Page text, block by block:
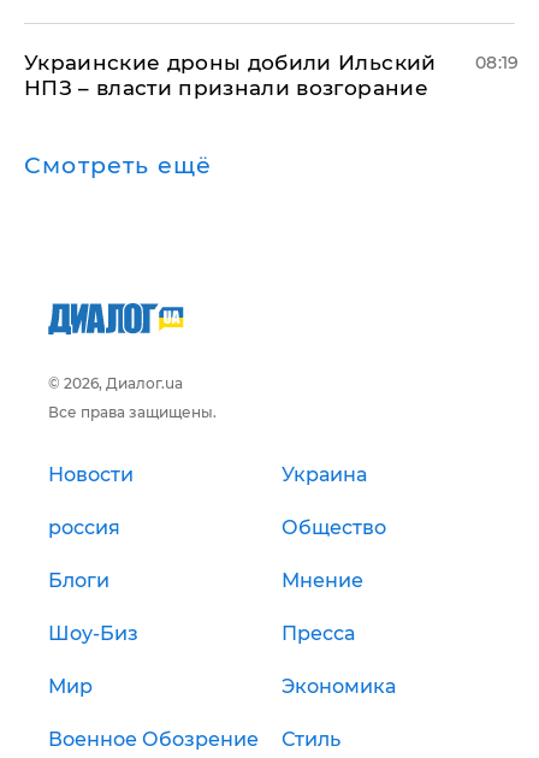
Украинские дроны добили Ильский
НПЗ – власти признали возгорание
08:19
Смотреть ещё
© 2026, Диалог.ua
Все права защищены.
Новости Украина
россия Общество
Блоги Мнение
Шоу-Биз Пресса
Мир Экономика
Военное Обозрение Стиль